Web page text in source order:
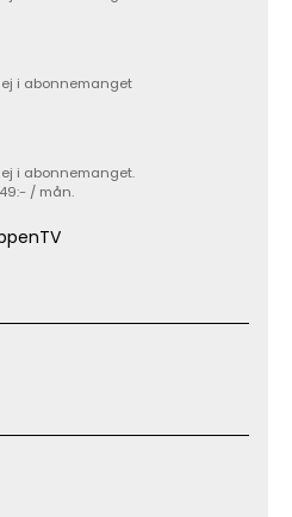
ej i abonnemanget
i abonnemanget.
/ mån.